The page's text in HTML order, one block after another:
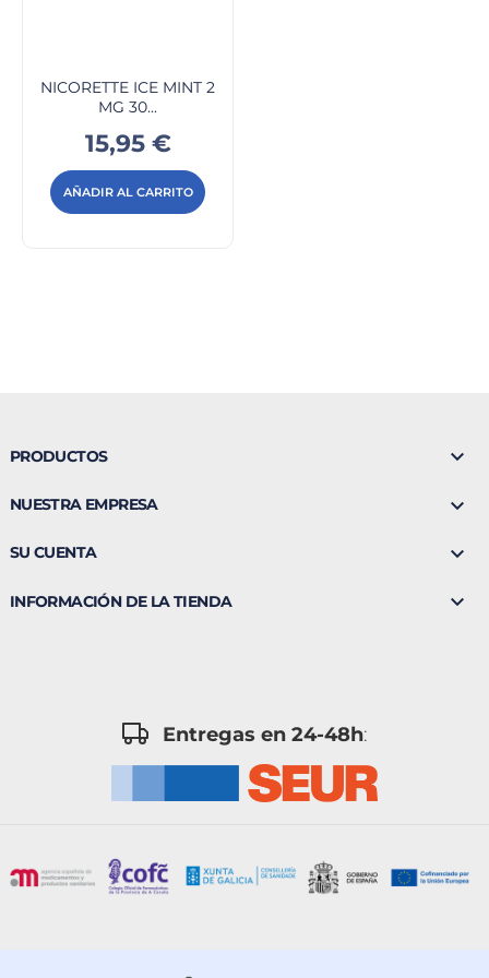
NICORETTE ICE MINT 2
MG 30...
Precio
15,95 €
AÑADIR AL CARRITO
PRODUCTOS 
NUESTRA EMPRESA 
SU CUENTA 
INFORMACIÓN DE LA TIENDA 
Entregas en 24-48h: